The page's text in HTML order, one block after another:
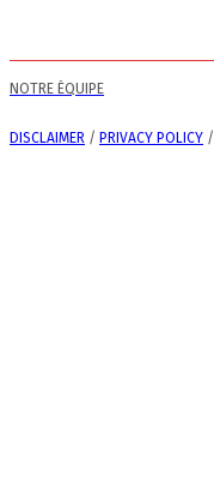
NOTRE ÉQUIPE
DISCLAIMER / PRIVACY POLICY /